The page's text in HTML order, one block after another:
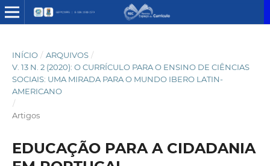
INÍCIO / ARQUIVOS /
V. 13 N. 2 (2020): O CURRÍCULO PARA O ENSINO DE CIÊNCIAS
SOCIAIS: UMA MIRADA PARA O MUNDO IBERO LATIN-
AMERICANO
/
Artigos
EDUCAÇÃO PARA A CIDADANIA